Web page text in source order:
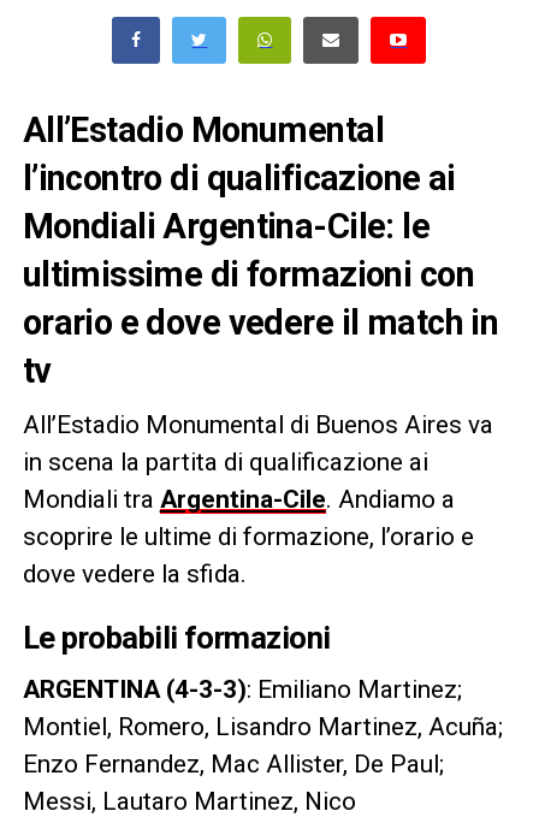
All’Estadio Monumental
l’incontro di qualificazione ai
Mondiali Argentina-Cile: le
ultimissime di formazioni con
orario e dove vedere il match in
tv
All’Estadio Monumental di Buenos Aires va
in scena la partita di qualificazione ai
Mondiali tra Argentina-Cile. Andiamo a
scoprire le ultime di formazione, l’orario e
dove vedere la sfida.
Le probabili formazioni
ARGENTINA (4-3-3): Emiliano Martinez;
Montiel, Romero, Lisandro Martinez, Acuña;
Enzo Fernandez, Mac Allister, De Paul;
Messi, Lautaro Martinez, Nico